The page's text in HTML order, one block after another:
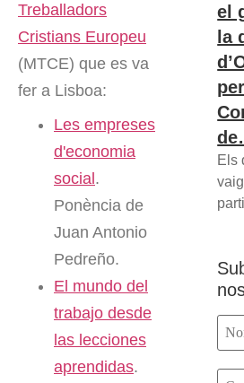
Treballadors
Cristians Europeu
(MTCE) que es va
fer a Lisboa:
Les empreses
d'economia
social .
Ponència de
Juan Antonio
Pedreño.
El mundo del
trabajo desde
las lecciones
aprendidas.
el
la
Els